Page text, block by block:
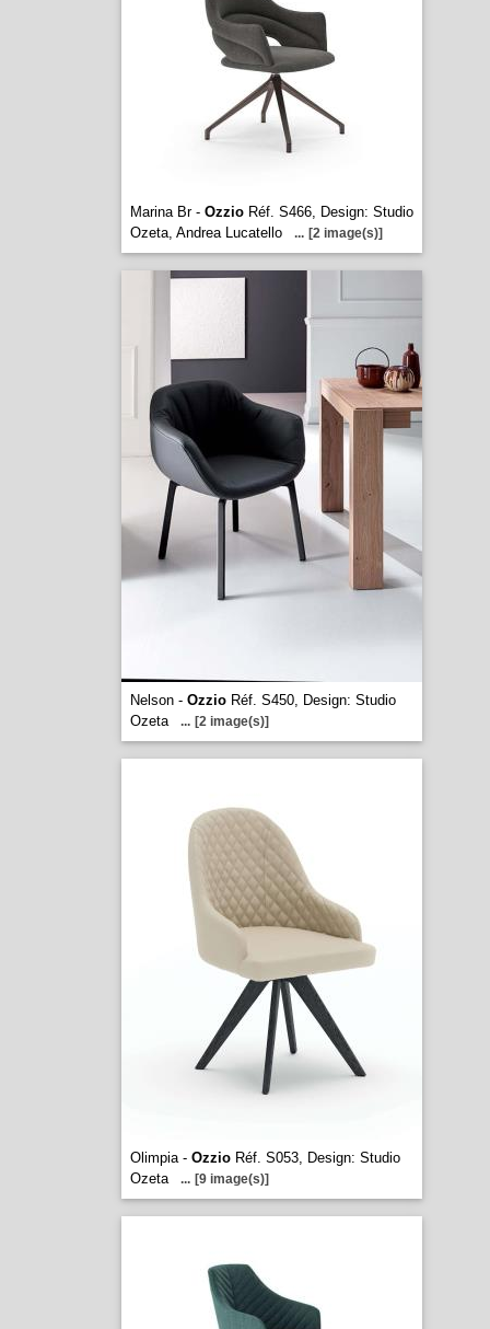
Marina Br - OzzioRéf. S466, Design: Studio
Ozeta, Andrea Lucatello
... [2 image(s)]
Nelson - OzzioRéf. S450, Design: Studio
Ozeta
... [2 image(s)]
Olimpia - OzzioRéf. S053, Design: Studio
Ozeta
... [9 image(s)]